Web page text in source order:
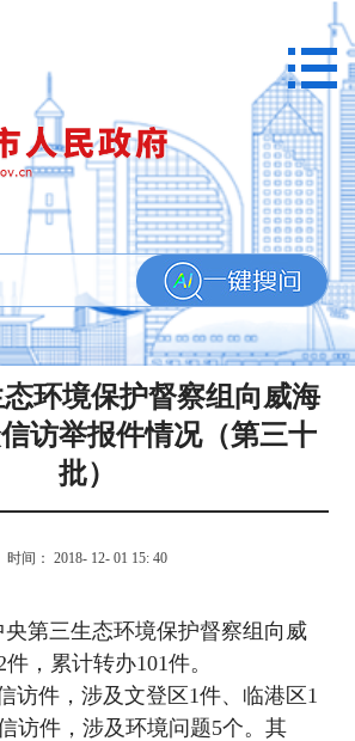
态环境保护督察组向威海
访举报件情况（第三十
批）
时间： 2018- 12- 01 15: 40
第三生态环境保护督察组向威
，累计转办101件。
件，涉及文登区1件、临港区1
访件，涉及环境问题5个。其